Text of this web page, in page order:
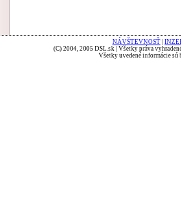
NÁVŠTEVNOSŤ
(C) 2004, 2005 DSL.sk | Všetky práva
Všetky uvedené informácie sú